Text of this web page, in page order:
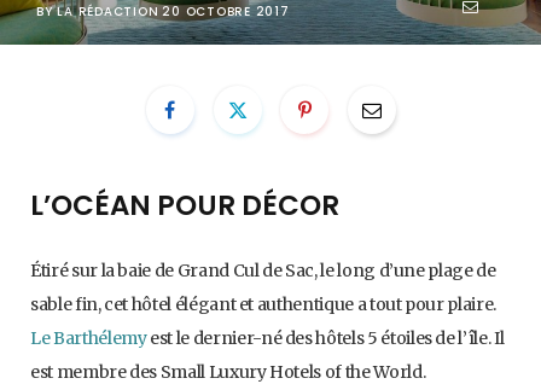
BY LA RÉDACTION 20 OCTOBRE 2017
L’OCÉAN POUR DÉCOR
Étiré sur la baie de Grand Cul de Sac, le long d’une plage de
sable fin, cet hôtel élégant et authentique a tout pour plaire.
Le Barthélemyest le dernier-né des hôtels 5 étoiles de l’île. Il
est membre des Small Luxury Hotels of the World.